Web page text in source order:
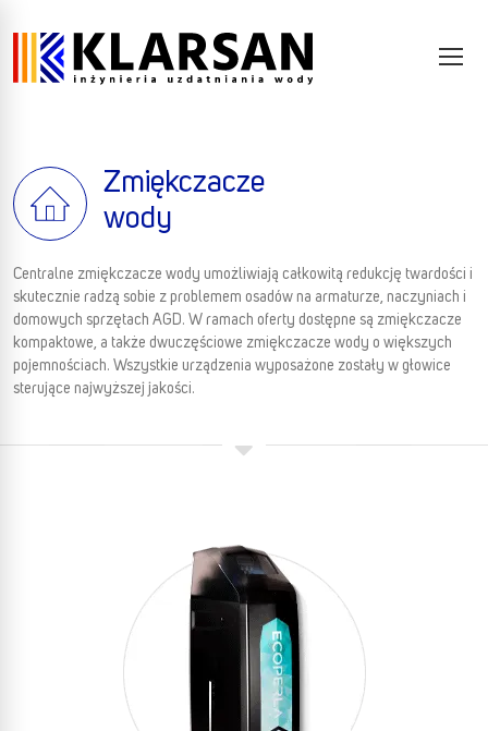
Zmiękczacze
wody
Centralne zmiękczacze wody umożliwiają całkowitą redukcję twardości i
skutecznie radzą sobie z problemem osadów na armaturze, naczyniach i
domowych sprzętach AGD. W ramach oferty dostępne są zmiękczacze
kompaktowe, a także dwuczęściowe zmiękczacze wody o większych
pojemnościach. Wszystkie urządzenia wyposażone zostały w głowice
sterujące najwyższej jakości.